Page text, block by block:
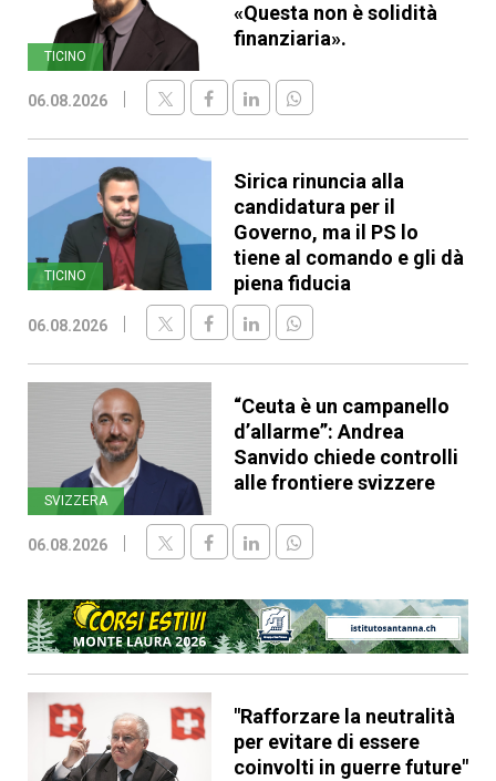
TICINO
«Questa non è solidità
finanziaria».
06.08.2026
TICINO
Sirica rinuncia alla
candidatura per il
Governo, ma il PS lo
tiene al comando e gli dà
piena fiducia
06.08.2026
SVIZZERA
“Ceuta è un campanello
d’allarme”: Andrea
Sanvido chiede controlli
alle frontiere svizzere
06.08.2026
"Rafforzare la neutralità
per evitare di essere
coinvolti in guerre future"